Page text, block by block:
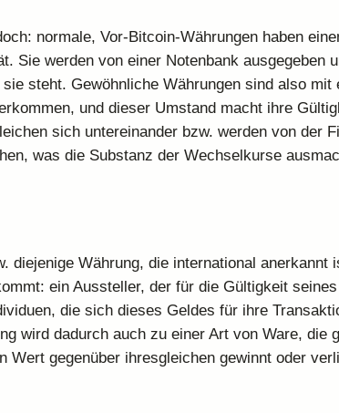
normale, Vor-Bitcoin-Währungen haben
Sie werden von einer Notenbank ausgegeben
steht. Gewöhnliche Währungen sind also mit
und dieser Umstand macht ihre
sich untereinander bzw. werden von der
was die Substanz der Wechselkurse
diejenige Währung, die international anerkannt
ein Aussteller, der für die Gültigkeit
die sich dieses Geldes für ihre
wird dadurch auch zu einer Art von Ware, die
Wert gegenüber ihresgleichen gewinnt oder